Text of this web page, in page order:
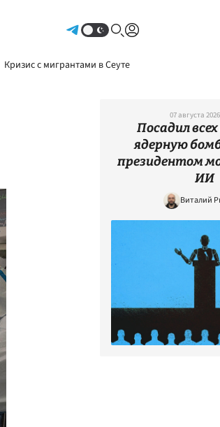
Кризис с мигрантами в Сеуте
07 августа
Посадил
ядерную
президентом
ИИ
Виталий